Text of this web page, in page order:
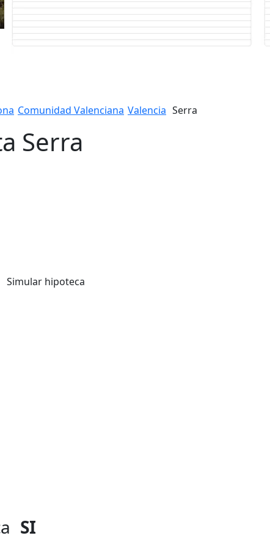
Comunidad Valenciana Valencia Serra
Serra
Simular hipoteca
SI